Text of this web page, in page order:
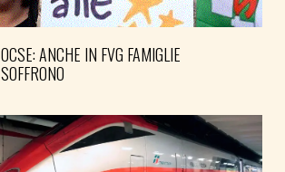
OCSE: ANCHE IN FVG FAMIGLIE
SOFFRONO